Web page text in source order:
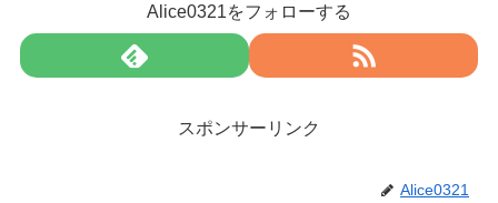
Alice0321をフォローする
スポンサーリンク
Alice0321